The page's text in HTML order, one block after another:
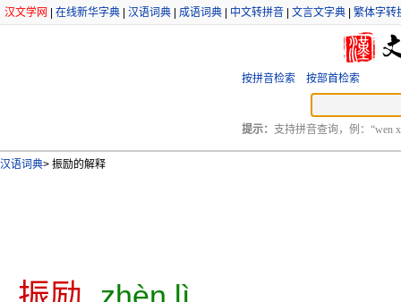
汉文学网 在线新华字典 汉语词典 成语词典 中文转拼音 文言文字典 繁体字转
按拼音检索 按部首检索
提示： 支持拼音查询，例：“wen
汉语词典> 振励的解释